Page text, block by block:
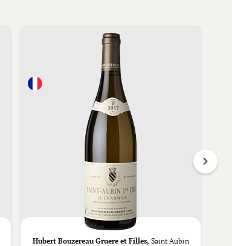
Hubert Bouzereau Gruere et Filles, Saint Aubin